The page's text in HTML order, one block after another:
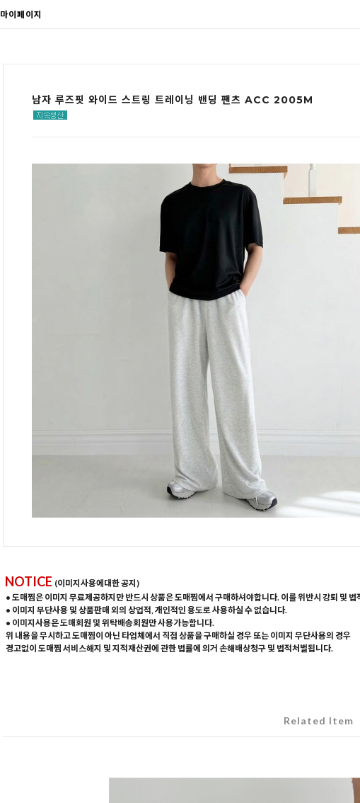
마이페이지
남자 루즈핏 와이드 스트링 트레이닝 밴딩 팬츠 ACC 2005M
NOTICE (이미지사용에대한 공지)
• 도매찜은 이미지 무료제공하지만 반드시 상품은 도매찜에서 구매하셔야합니다. 이를 위반시 강퇴 및 법
• 이미지 무단사용 및 상품판매 외의 상업적, 개인적인 용도로 사용하실 수 없습니다.
• 이미지사용은 도매회원 및 위탁배송회원만 사용가능합니다.
위 내용을 무시하고 도매찜이 아닌 타업체에서 직접 상품을 구매하실 경우 또는 이미지 무단사용의 경우
경고없이 도매찜 서비스해지 및 지적재산권에 관한 법률에 의거 손해배상청구 및 법적처벌됩니다.
Related Item